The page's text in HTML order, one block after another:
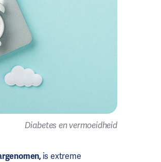
Diabetes en vermoeidheid
is extreme